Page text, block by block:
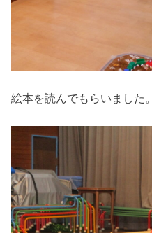
絵本を読んでもらいました。